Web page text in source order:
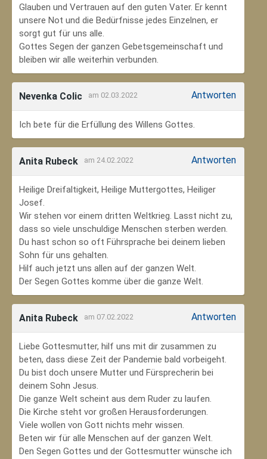
Glauben und Vertrauen auf den guten Vater. Er kennt
unsere Not und die Bedürfnisse jedes Einzelnen, er
sorgt gut für uns alle.
Gottes Segen der ganzen Gebetsgemeinschaft und
bleiben wir alle weiterhin verbunden.
Nevenka Colic am 02.03.2022 Antworten
Ich bete für die Erfüllung des Willens Gottes.
Anita Rubeck am 24.02.2022 Antworten
Heilige Dreifaltigkeit, Heilige Muttergottes, Heiliger
Josef.
Wir stehen vor einem dritten Weltkrieg. Lasst nicht zu,
dass so viele unschuldige Menschen sterben werden.
Du hast schon so oft Führsprache bei deinem lieben
Sohn für uns gehalten.
Hilf auch jetzt uns allen auf der ganzen Welt.
Der Segen Gottes komme über die ganze Welt.
Anita Rubeck am 07.02.2022 Antworten
Liebe Gottesmutter, hilf uns mit dir zusammen zu
beten, dass diese Zeit der Pandemie bald vorbeigeht.
Du bist doch unsere Mutter und Fürsprecherin bei
deinem Sohn Jesus.
Die ganze Welt scheint aus dem Ruder zu laufen.
Die Kirche steht vor großen Herausforderungen.
Viele wollen von Gott nichts mehr wissen.
Beten wir für alle Menschen auf der ganzen Welt.
Den Segen Gottes und der Gottesmutter wünsche ich